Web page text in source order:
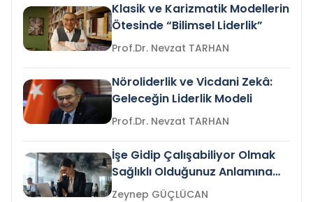
Klasik ve Karizmatik Modellerin
Ötesinde “Bilimsel Liderlik”
Prof.Dr. Nevzat TARHAN
Nöroliderlik ve Vicdani Zekâ:
Geleceğin Liderlik Modeli
Prof.Dr. Nevzat TARHAN
İşe Gidip Çalışabiliyor Olmak
Sağlıklı Olduğunuz Anlamına
Gelir mi?Zeynep GÜÇLÜCAN